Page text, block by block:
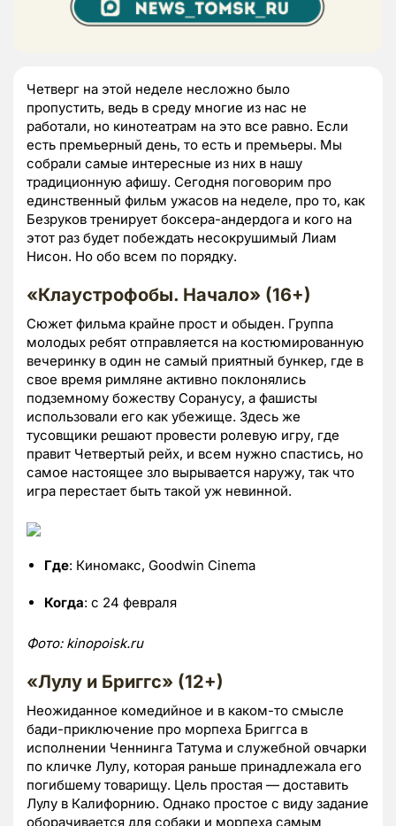
Четверг на этой неделе несложно было
пропустить, ведь в среду многие из нас не
работали, но кинотеатрам на это все равно. Если
есть премьерный день, то есть и премьеры. Мы
собрали самые интересные из них в нашу
традиционную афишу. Сегодня поговорим про
единственный фильм ужасов на неделе, про то, как
Безруков тренирует боксера-андердога и кого на
этот раз будет побеждать несокрушимый Лиам
Нисон. Но обо всем по порядку.
«Клаустрофобы. Начало» (16+)
Сюжет фильма крайне прост и обыден. Группа
молодых ребят отправляется на костюмированную
вечеринку в один не самый приятный бункер, где в
свое время римляне активно поклонялись
подземному божеству Соранусу, а фашисты
использовали его как убежище. Здесь же
тусовщики решают провести ролевую игру, где
правит Четвертый рейх, и всем нужно спастись, но
самое настоящее зло вырывается наружу, так что
игра перестает быть такой уж невинной.
Где: Киномакс, Goodwin Cinema
Когда: с 24 февраля
Фото: kinopoisk.ru
«Лулу и Бриггс» (12+)
Неожиданное комедийное и в каком-то смысле
бади-приключение про морпеха Бриггса в
исполнении Ченнинга Татума и служебной овчарки
по кличке Лулу, которая раньше принадлежала его
погибшему товарищу. Цель простая — доставить
Лулу в Калифорнию. Однако простое с виду задание
оборачивается для собаки и морпеха самым